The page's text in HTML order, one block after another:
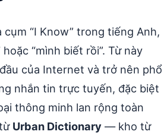
cụm “I Know” trong tiếng Anh,
“mình biết rồi”. Từ này
của Internet và trở nên phổ
nhắn tin trực tuyến, đặc biệt
thông minh lan rộng toàn
Urban Dictionary — kho từ